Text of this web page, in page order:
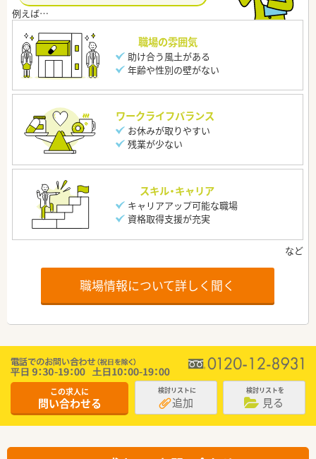
職場の雰囲気
助け合う風土がある
年齢や性別の壁がない
ワークライフバランス
お休みが取りやすい
残業が少ない
スキル・キャリア
キャリアアップ可能な職場
資格取得支援が充実
職場情報について詳しく聞く
この求人に
問い合わせる
検討リストに
追加
検討リストを
見る